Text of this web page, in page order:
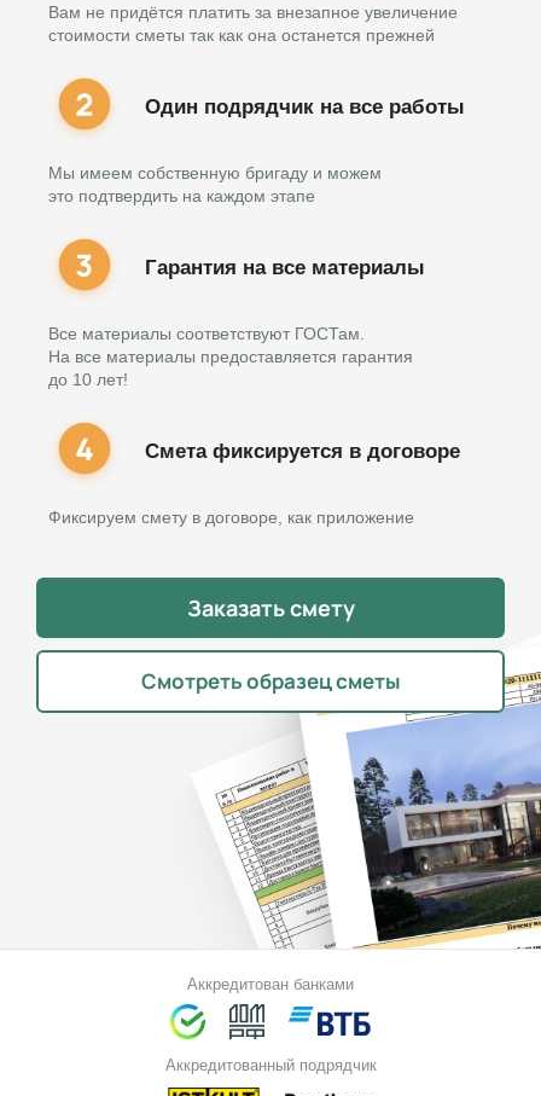
Вам не придётся платить за внезапное увеличение
стоимости сметы так как она останется прежней
Один подрядчик на все работы
Мы имеем собственную бригаду и можем
это подтвердить на каждом этапе
Гарантия на все материалы
Все материалы соответствуют ГОСТам.
На все материалы предоставляется гарантия
до 10 лет!
Смета фиксируется в договоре
Фиксируем смету в договоре, как приложение
Заказать смету
Смотреть образец сметы
Аккредитован банками
Аккредитованный подрядчик